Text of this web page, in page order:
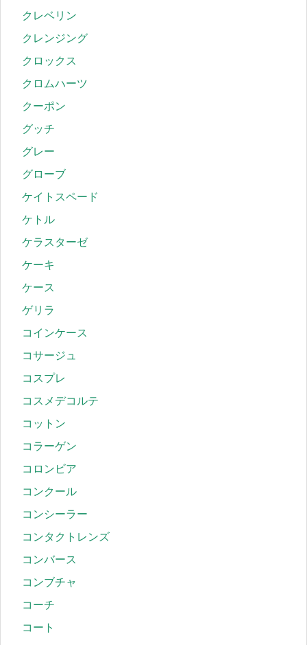
クレベリン
クレンジング
クロックス
クロムハーツ
クーポン
グッチ
グレー
グローブ
ケイトスペード
ケトル
ケラスターゼ
ケーキ
ケース
ゲリラ
コインケース
コサージュ
コスプレ
コスメデコルテ
コットン
コラーゲン
コロンビア
コンクール
コンシーラー
コンタクトレンズ
コンバース
コンブチャ
コーチ
コート